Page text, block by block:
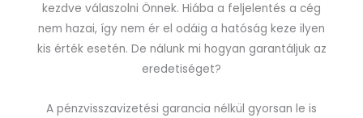
kezdve válaszolni Önnek. Hiába a feljelentés a cég
nem hazai, így nem ér el odáig a hatóság keze ilyen
kis érték esetén. De nálunk mi hogyan garantáljuk az
eredetiséget?
A pénzvisszavizetési garancia nélkül gyorsan le is